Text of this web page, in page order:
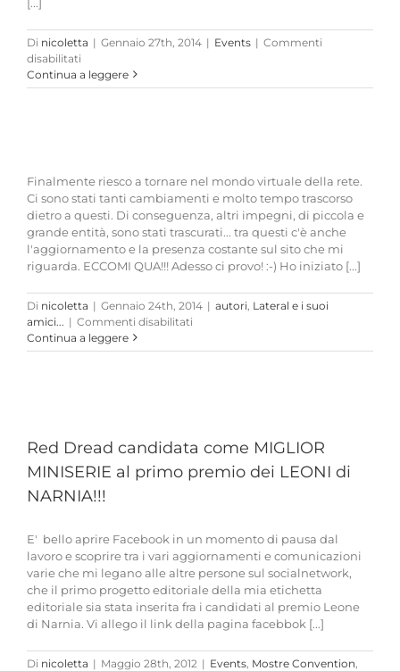
Di nicoletta | Gennaio 27th, 2014 | Events | Commenti
disabilitati
Qualcosa
che
Continua a leggere
Finalmente riesco a tornare nel mondo virtuale della rete.
Ci sono stati tanti cambiamenti e molto tempo trascorso
dietro a questi. Di conseguenza, altri impegni, di piccola e
grande entità, sono stati trascurati... tra questi c'è anche
l'aggiornamento e la presenza costante sul sito che mi
riguarda. ECCOMI QUA!!! Adesso ci provo! :-) Ho iniziato [...]
Di nicoletta | Gennaio 24th, 2014 | autori Lateral e i suoi
amici... | Commenti disabilitati
Continua a leggere
Red Dread candidata come MIGLIOR
MINISERIE al primo premio dei LEONI di
NARNIA!!!
E' bello aprire Facebook in un momento di pausa dal
lavoro e scoprire tra i vari aggiornamenti e comunicazioni
varie che mi legano alle altre persone sul socialnetwork,
che il primo progetto editoriale della mia etichetta
editoriale sia stata inserita fra i candidati al premio Leone
di Narnia. Vi allego il link della pagina facebbok [...]
Di nicoletta | Maggio 28th, 2012 | Events Mostre Convention